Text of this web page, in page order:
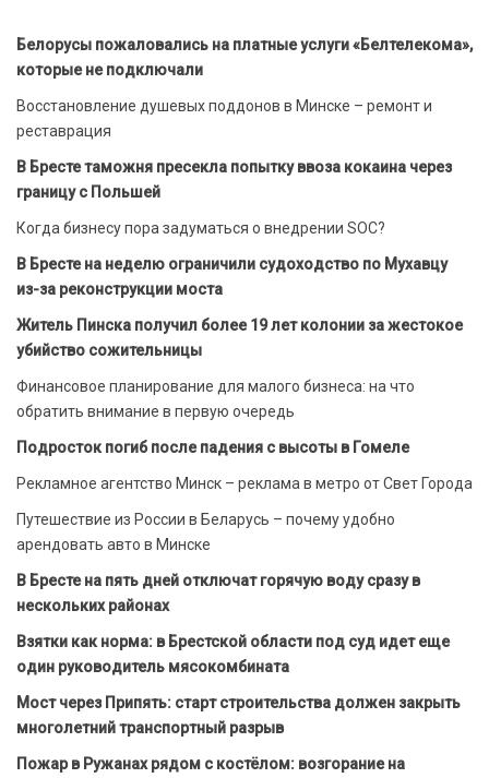
Белорусы пожаловались на платные услуги «Белтелекома»,
которые не подключали
Восстановление душевых поддонов в Минске – ремонт и
реставрация
В Бресте таможня пресекла попытку ввоза кокаина через
границу с Польшей
Когда бизнесу пора задуматься о внедрении SOC?
В Бресте на неделю ограничили судоходство по Мухавцу
из-за реконструкции моста
Житель Пинска получил более 19 лет колонии за жестокое
убийство сожительницы
Финансовое планирование для малого бизнеса: на что
обратить внимание в первую очередь
Подросток погиб после падения с высоты в Гомеле
Рекламное агентство Минск – реклама в метро от Свет Города
Путешествие из России в Беларусь – почему удобно
арендовать авто в Минске
В Бресте на пять дней отключат горячую воду сразу в
нескольких районах
Взятки как норма: в Брестской области под суд идет еще
один руководитель мясокомбината
Мост через Припять: старт строительства должен закрыть
многолетний транспортный разрыв
Пожар в Ружанах рядом с костёлом: возгорание на